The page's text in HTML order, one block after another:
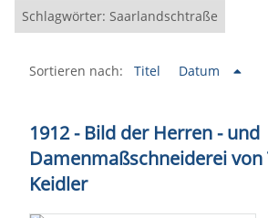
Schlagwörter: Saarlandschtraße
Sortieren nach: Titel Datum
1912 - Bild der Herren - und
Damenmaßschneiderei
Keidler